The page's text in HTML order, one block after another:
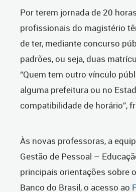
Por terem jornada de 20
profissionais do magistério
de ter, mediante concurso
padrões, ou seja, duas
“Quem tem outro vínculo
alguma prefeitura ou no
compatibilidade de horário”,
Às novas professoras, a
Gestão de Pessoal –
principais orientações sobre
Banco do Brasil, o acesso ao